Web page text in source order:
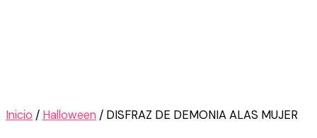
Inicio / Halloween / DISFRAZ DE DEMONIA ALAS MUJER